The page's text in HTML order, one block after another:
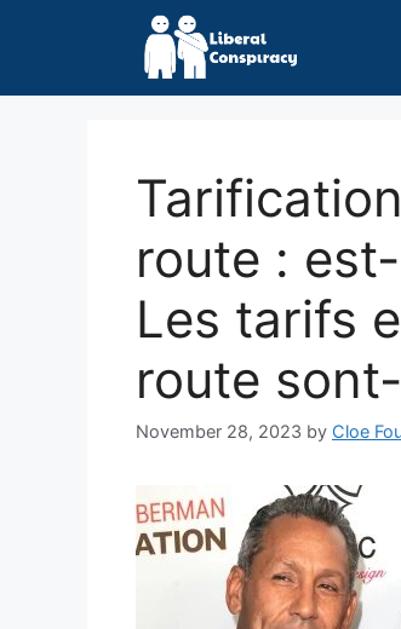
route :
Les tarifs
route
November 28, 2023 by Cloe